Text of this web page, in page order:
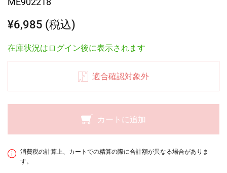
¥6,985 (税込)
在庫状況はログイン後に表示されます
適合確認対象外
カートに追加
消費税の計算上、カートでの精算の際に合計額が異なる場合がありま
す。